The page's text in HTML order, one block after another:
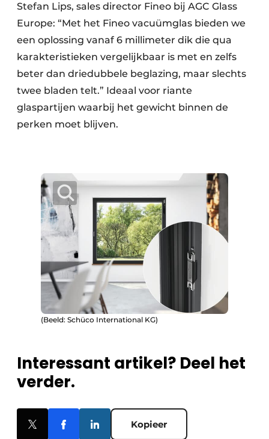
Stefan Lips, sales director Fineo bij AGC Glass
Europe: “Met het Fineo vacuümglas bieden we
een oplossing vanaf 6 millimeter dik die qua
karakteristieken vergelijkbaar is met en zelfs
beter dan driedubbele beglazing, maar slechts
twee bladen telt.” Ideaal voor riante
glaspartijen waarbij het gewicht binnen de
perken moet blijven.
(Beeld: Schüco International KG)
Interessant artikel? Deel het
verder.
Kopieer